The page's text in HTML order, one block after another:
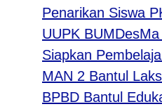
Penarikan Siswa
UUPK BUMDesMa
Siapkan
MAN 2 Bantul
BPBD Bantul